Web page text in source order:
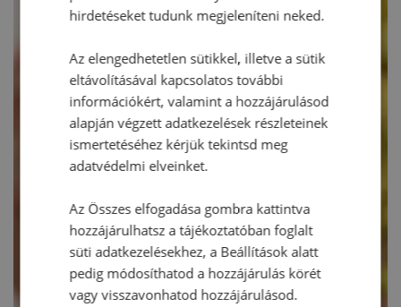
hirdetéseket tudunk megjeleníteni neked.
Az elengedhetetlen sütikkel, illetve a sütik
eltávolításával kapcsolatos további
információkért, valamint a hozzájárulásod
alapján végzett adatkezelések részleteinek
ismertetéséhez kérjük tekintsd meg
adatvédelmi elveinket.
Az Összes elfogadása gombra kattintva
hozzájárulhatsz a tájékoztatóban foglalt
süti adatkezelésekhez, a Beállítások alatt
pedig módosíthatod a hozzájárulás körét
vagy visszavonhatod hozzájárulásod.